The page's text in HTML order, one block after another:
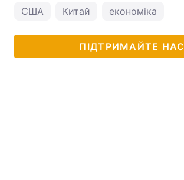
США Китай економіка
ПІДТРИМАЙТЕ НАС